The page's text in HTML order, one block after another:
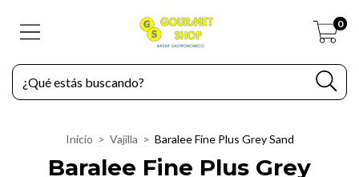
0
Inicio > Vajilla > Baralee Fine Plus Grey Sand
Baralee Fine Plus Grey